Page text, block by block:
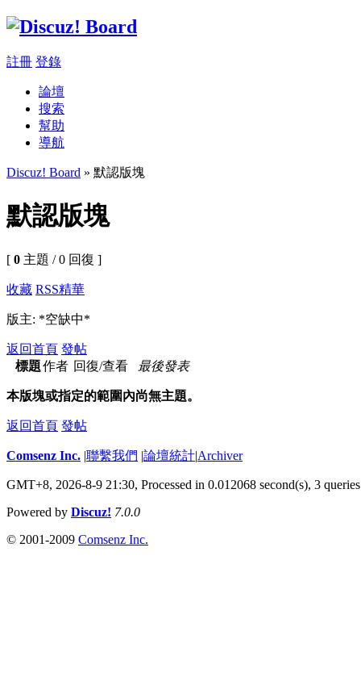
註冊 登錄
論壇
搜索
幫助
導航
Discuz! Board » 默認版塊
默認版塊
[ 0 主題 / 0 回復 ]
收藏 RSS精華
版主: *空缺中*
返回首頁 發帖
標題作者 回復/查看 最後發表
本版塊或指定的範圍內尚無主題。
返回首頁 發帖
Comsenz Inc. |聯繫我們 |論壇統計|Archiver
GMT+8, 2026-8-9 21:30, Processed in 0.012068 second(s), 3 queries
Powered by Discuz! 7.0.0
© 2001-2009 Comsenz Inc.